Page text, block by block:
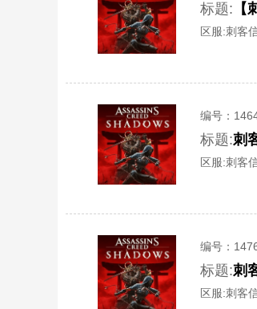
标题:
区服:刺客
编号：
标题:刺
区服:刺客
编号：
标题:刺
区服:刺客